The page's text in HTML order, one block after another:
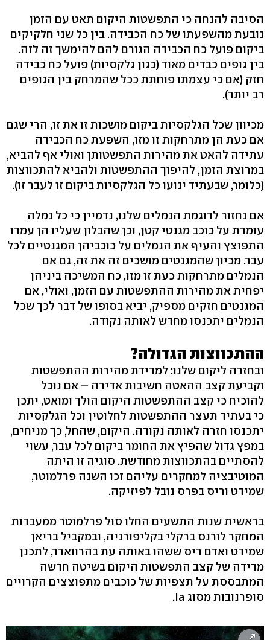
הסיבה להנחה כי התפשטות היקום תאט עם הזמן
נובעת מהשפעתו של כח הכבידה. בין כל שני חלקיקים
ביקום פועל כח הכבידה הגורם להם להימשך זה לזה.
בין גופים כבדים מאוד (כגון גלקסיות) פועל כח כבידה
חזק (אם כי עצמתו פוחתת ככל שהמרחק בין הגופים
רב יותר).
מכיוון שכל הגלקסיות ביקום מושכות זו את זו, הרי שגם
אם כעת הן מתרחקות זו מזו, השפעת כח הכבידה
עתידה להאט את מהירות התפשטותן ואולי אף להביא,
במרוצת הזמן, להיפוך ההתפשטות ולהביא להתכווצות
(כלומר, שבעתיד ינועו כל הגלקסיות ביקום זו לעבר זו).
אם נחזור לדוגמת הנמלים שלנו, נדמיין כי כל נמלה
עומדת על כוכב מגנטי קטן, וכן שהבלון שעליו הן עמדו
התפוצץ והעיף את הנמלים על כוכביהן המגנטיים לכל
עבר. מכיון שהמגנטים מושכים זה את זה, גם אם
הנמלים מתרחקות כעת זו מזו, כח המשיכה ביניהן
יפחית את מהירות ההתפשטות עם הזמן, ואולי, אם
המגנטים חזקים מספיק, יביא בסופו של דבר לכך שכל
הנמלים יתכנסו מחדש לאותה נקודה.
ההתכווצות הגדולה?
ובחזרה ליקום שלנו: למדידת מהירות ההתפשטות
וקביעת קצב ההאטה חשיבות אדירה – אם נוכל
להוכיח כי קצב ההתפשטות היקום הולך ומואט, יתכן
כי בעתיד תעצר ההתפשטות לחלוטין וכל הגלקסיות
יתכנסו חזרה לאותה נקודה. היקום, שהחל, כך מניחים,
במפץ גדול שהפיץ את החומר ביקום לכל עבר, עשוי
להסתיים בהתכווצות מחודשת. סוגיה זו היתה
המוטיבציה למחקרים עליהם זכו השנה פרלמוטר,
שמידט וריס בפרס נובל לפיזיקה.
בראשית שנות התשעים החלו סול פרלמוטר ממעבדות
המחקר לורנס ברקלי בקליפורניה, ובמקביל בריאן
שמידט ואדם ריס ששהו באותה עת בהרווארד, לתכנן
מדידה של קצב התפשטות היקום בשיטה חדשה
המתבססת על תצפיות של כוכבים מתפוצצים הקרויים
סופרנובות מסוג Ia.